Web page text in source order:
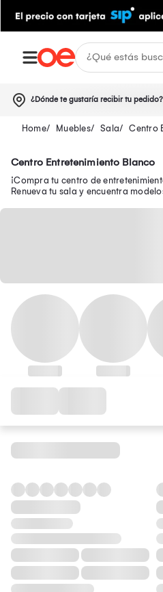
¿Dónde te gustaría recibir tu pedido?
Muebles Sala Centro
Centro Entretenimiento Blanco
¡Compra tu centro de
Renueva tu sala y encuentra